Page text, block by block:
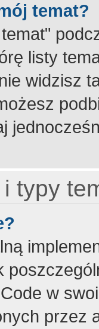
temat?
listy
widzisz
typy
w
przez